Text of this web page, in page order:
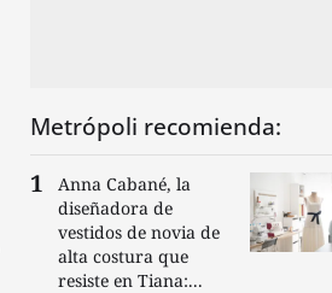
Metrópoli recomienda:
Anna Cabané, la
diseñadora de
vestidos de novia de
alta costura que
resiste en Tiana:...